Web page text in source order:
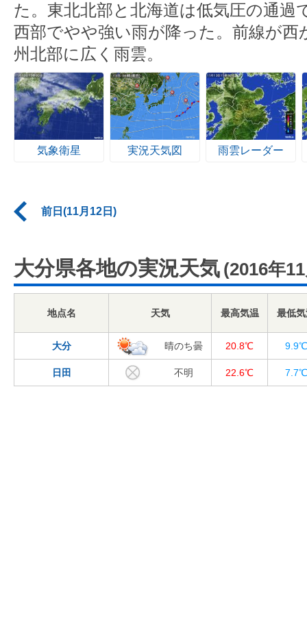
た。東北北部と北海道は低気圧の通過
西部でやや強い雨が降った。前線が西
州北部に広く雨雲。
気象衛星 実況天気図 雨雲レーダー
前日(11月12日)
大分県各地の実況天気 (2016年
地点名 天気 最高気温 最低
大分 晴のち曇 20.8℃ 9.9℃
日田 不明 22.6℃ 7.7℃